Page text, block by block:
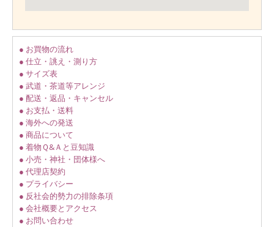
● お買物の流れ
● 仕立・誂え・測り方
● サイズ表
● 武道・茶道等アレンジ
● 配送・返品・キャンセル
● お支払・送料
● 海外への発送
● 商品について
● 着物Ｑ&Ａと豆知識
● 小売・神社・団体様へ
● 代理店契約
● プライバシー
● 反社会的勢力の排除条項
● 会社概要とアクセス
● お問い合わせ